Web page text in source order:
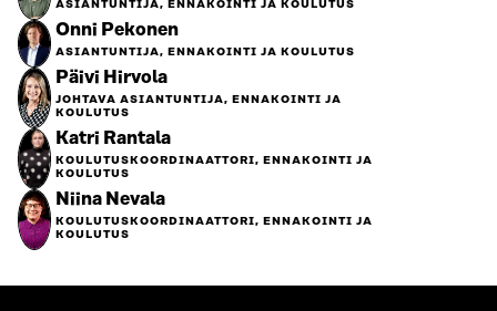
ASIANTUNTIJA, ENNAKOINTI JA KOULUTUS
Onni Pekonen
ASIANTUNTIJA, ENNAKOINTI JA KOULUTUS
Päivi Hirvola
JOHTAVA ASIANTUNTIJA, ENNAKOINTI JA
KOULUTUS
Katri Rantala
KOULUTUSKOORDINAATTORI, ENNAKOINTI JA
KOULUTUS
Niina Nevala
KOULUTUSKOORDINAATTORI, ENNAKOINTI JA
KOULUTUS